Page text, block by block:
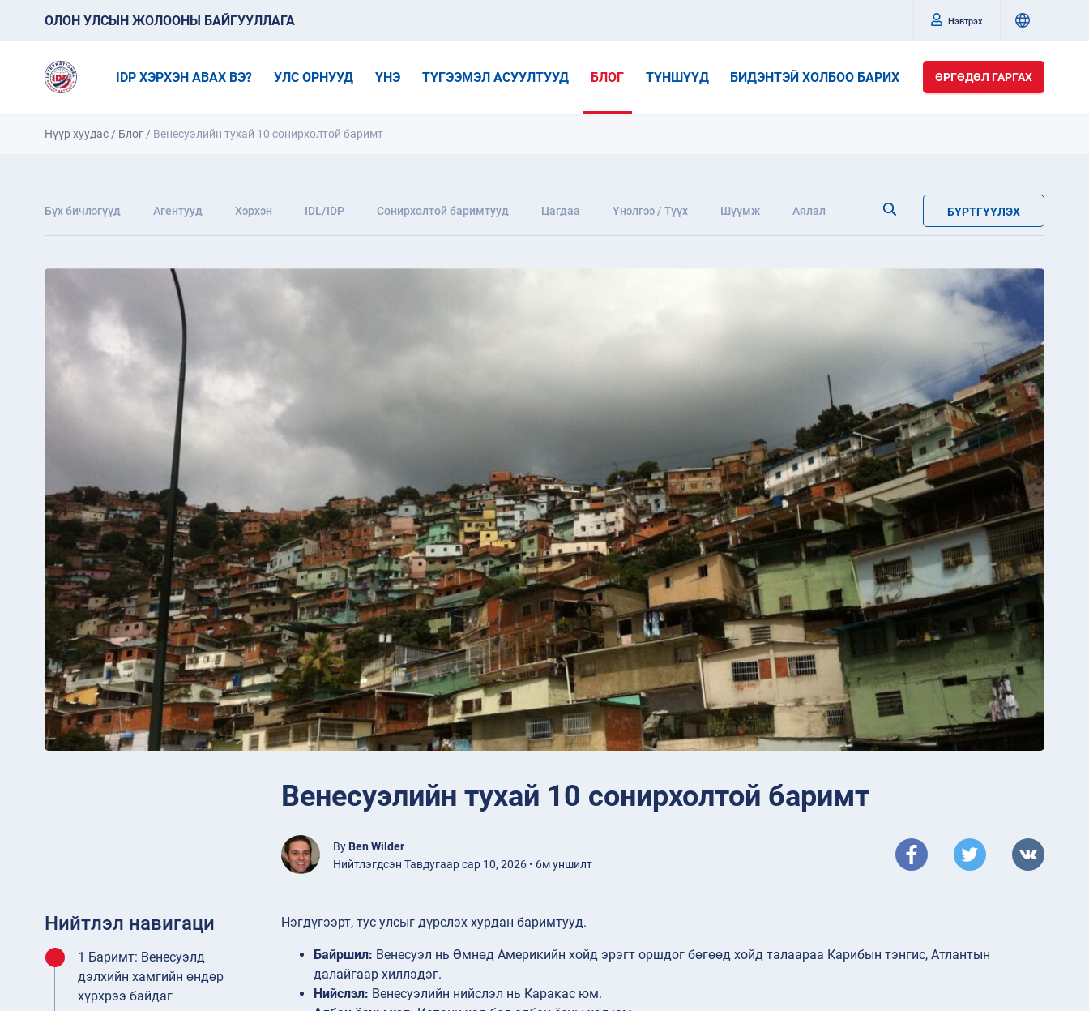
ОЛОН УЛСЫН ЖОЛООНЫ БАЙГУУЛЛАГА Нэвтрэх
IDP ХЭРХЭН АВАХ ВЭ? УЛС ОРНУУД ҮНЭ ТҮГЭЭМЭЛ АСУУЛТУУД БЛОГ ТҮНШҮҮД БИДЭНТЭЙ ХОЛБОО БАРИХ ӨРГӨДӨЛ ГАРГАХ
Нүүр хуудас / Блог / Венесуэлийн тухай 10 сонирхолтой баримт
Бүх бичлэгүүд Агентууд Хэрхэн IDL/IDP Сонирхолтой баримтууд Цагдаа Үнэлгээ / Түүх Шүүмж Аялал БҮРТГҮҮЛЭХ
Венесуэлийн тухай 10 сонирхолтой баримт
By Ben Wilder
Нийтлэгдсэн Тавдугаар сар 10, 2026 • 6м уншилт
Нийтлэл навигаци
1 Баримт: Венесуэлд
дэлхийн хамгийн өндөр
хүрхрээ байдаг
Нэгдүгээрт, тус улсыг дүрслэх хурдан баримтууд.
Байршил: Венесуэл нь Өмнөд Америкийн хойд эрэгт оршдог бөгөөд хойд талаараа Карибын тэнгис, Атлантын
далайгаар хиллэдэг.
Нийслэл: Венесуэлийн нийслэл нь Каракас юм.